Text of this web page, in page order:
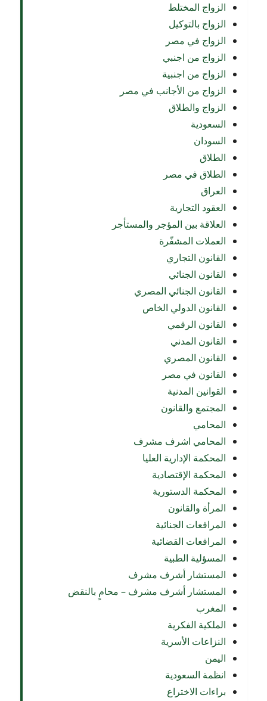
الزواج المختلط
الزواج بالتوكيل
الزواج في مصر
الزواج من اجنبي
الزواج من اجنبية
الزواج من الأجانب في مصر
الزواج والطلاق
السعودية
السودان
الطلاق
الطلاق في مصر
العراق
العقود التجارية
العلاقة بين المؤجر والمستأجر
العملات المشفّرة
القانون التجاري
القانون الجنائي
القانون الجنائي المصري
القانون الدولي الخاص
القانون الرقمي
القانون المدني
القانون المصري
القانون في مصر
القوانين المدنية
المجتمع والقانون
المحامي
المحامي اشرف مشرف
المحكمة الإدارية العليا
المحكمة الإقتصادية
المحكمة الدستورية
المرأة والقانون
المرافعات الجنائية
المرافعات القضائية
المسؤلية الطبية
المستشار أشرف مشرف
المستشار أشرف مشرف – محامٍ بالنقض
المغرب
الملكية الفكرية
النزاعات الأسرية
اليمن
انظمة السعودية
براءات الاختراع